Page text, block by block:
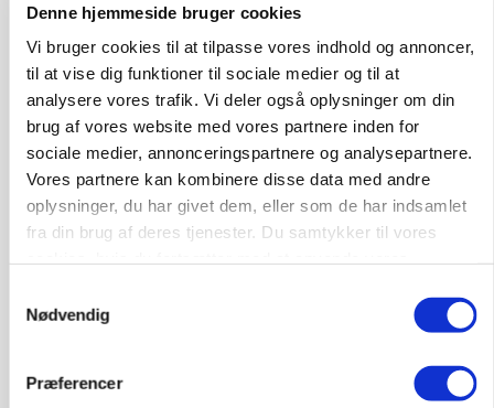
Denne hjemmeside bruger cookies
Vi bruger cookies til at tilpasse vores indhold og annoncer,
til at vise dig funktioner til sociale medier og til at
analysere vores trafik. Vi deler også oplysninger om din
brug af vores website med vores partnere inden for
sociale medier, annonceringspartnere og analysepartnere.
Vores partnere kan kombinere disse data med andre
oplysninger, du har givet dem, eller som de har indsamlet
fra din brug af deres tjenester. Du samtykker til vores
Nødvendig
Præferencer
GRISE
Svineproducenter kalder Danish Crowns pris en
katastrofe